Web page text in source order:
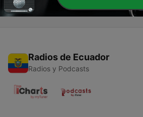
Radios de Ecuador
Radios y Podcasts